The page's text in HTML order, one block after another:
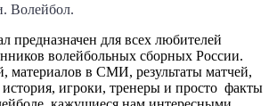
предназначен для всех любителей
волейбольных сборных России.
материалов в СМИ, результаты матчей,
история, игроки, тренеры и просто факты